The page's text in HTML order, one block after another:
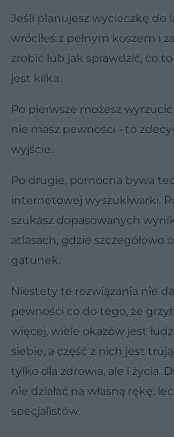
Jeśli planujesz wycieczkę do
wróciłeś z pełnym koszem i
zrobić lub jak sprawdzić, co
jest kilka.
Po pierwsze możesz wyrzucić
nie masz pewności - to
wyjście.
Po drugie, pomocna bywa
internetowej wyszukiwarki.
szukasz dopasowanych
atlasach, gdzie szczegółowo
gatunek.
Niestety te rozwiązania nie
pewności co do tego, że
więcej, wiele okazów jest
siebie, a część z nich jest
tylko dla zdrowia, ale i życia.
nie działać na własną rękę,
specjalistów.